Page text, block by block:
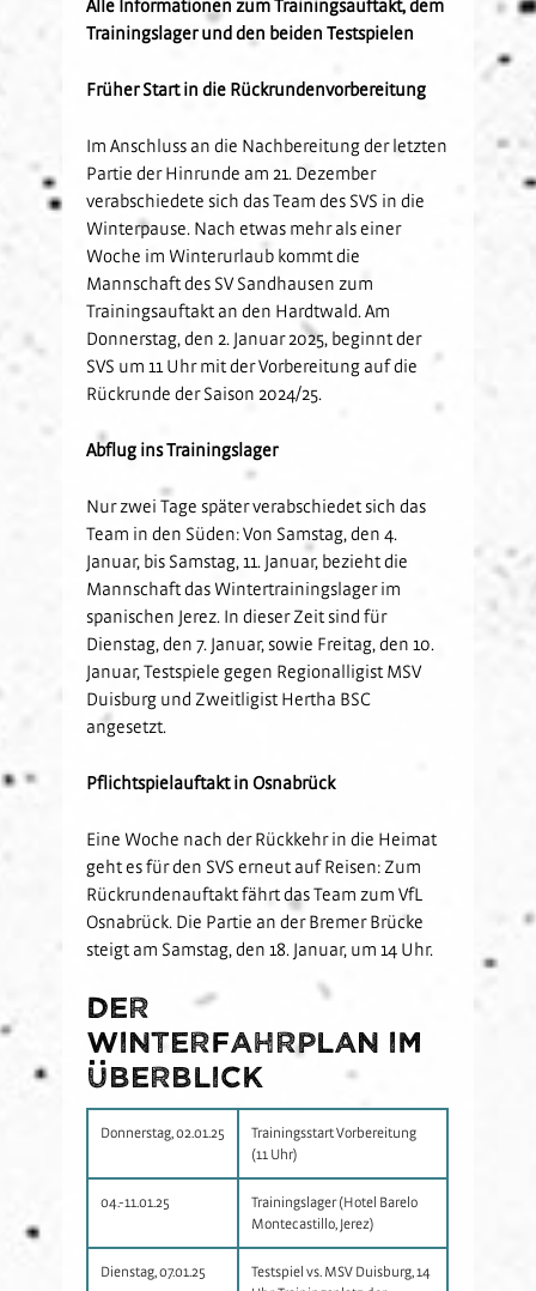
Fanclubs
Jetzt Mitglied werden
Vorfall melden
Hast Du Nala gesehen?
Vorstand
Historie
Kids-Club
Stadion am Hardtwald
Partner
Partner-Familie
Hospitality
Sponsoring
Partner-Events
Jobs
U19
U15
U14
U13
U12
Förderteam
Schulkooperationen
Sandhäuser Kids
Alle Informationen zum Trainingsauftakt, dem
Trainingslager und den beiden Testspielen
Früher Start in die Rückrundenvorbereitung
Im Anschluss an die Nachbereitung der letzten
Partie der Hinrunde am 21. Dezember
verabschiedete sich das Team des SVS in die
Winterpause. Nach etwas mehr als einer
Woche im Winterurlaub kommt die
Mannschaft des SV Sandhausen zum
Trainingsauftakt an den Hardtwald. Am
Donnerstag, den 2. Januar 2025, beginnt der
SVS um 11 Uhr mit der Vorbereitung auf die
Rückrunde der Saison 2024/25.
Abflug ins Trainingslager
Nur zwei Tage später verabschiedet sich das
Team in den Süden: Von Samstag, den 4.
Januar, bis Samstag, 11. Januar, bezieht die
Mannschaft das Wintertrainingslager im
spanischen Jerez. In dieser Zeit sind für
Dienstag, den 7. Januar, sowie Freitag, den 10.
Januar, Testspiele gegen Regionalligist MSV
Duisburg und Zweitligist Hertha BSC
angesetzt.
Pflichtspielauftakt in Osnabrück
Eine Woche nach der Rückkehr in die Heimat
geht es für den SVS erneut auf Reisen: Zum
Rückrundenauftakt fährt das Team zum VfL
Osnabrück. Die Partie an der Bremer Brücke
steigt am Samstag, den 18. Januar, um 14 Uhr.
Der
Winterfahrplan im
Überblick
Donnerstag, 02.01.25
Trainingsstart Vorbereitung
(11 Uhr)
04.-11.01.25
Trainingslager (Hotel Barelo
Montecastillo, Jerez)
Dienstag, 07.01.25
Testspiel vs. MSV Duisburg, 14